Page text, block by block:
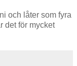
och låter som fyra
det för mycket